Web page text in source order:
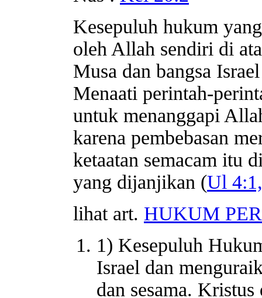
Kesepuluh hukum
oleh Allah sendiri di
Musa dan bangsa
Menaati perintah-
untuk menanggapi
karena pembebasan
ketaatan semacam itu
yang dijanjikan (Ul
lihat art. HUKUM
1) Kesepuluh
Israel dan
dan sesama.